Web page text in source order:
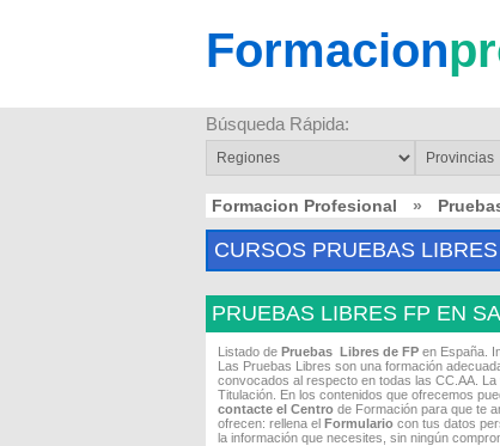
Formacion
Búsqueda Rápida:
Formacion Profesional »
CURSOS PRUEBAS
PRUEBAS LIBRES FP EN
Listado de Pruebas Libres de FP en España.
Las Pruebas Libres son una formación
convocados al respecto en todas las CC.AA.
Titulación. En los contenidos que ofrecemos
contacte el Centro de Formación para que te
ofrecen: rellena el Formulario con tus datos
la información que necesites, sin ningún